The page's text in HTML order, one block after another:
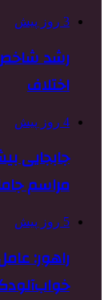
3 روز پیش
رشد
اختلاف
4 روز پیش
مراسم
5 روز پیش
راهور: